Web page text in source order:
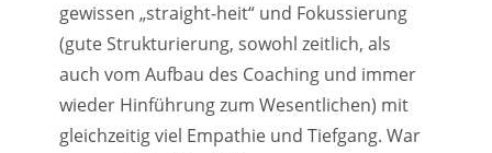
gewissen „straight-heit“ und Fokussierung
(gute Strukturierung, sowohl zeitlich, als
auch vom Aufbau des Coaching und immer
wieder Hinführung zum Wesentlichen) mit
gleichzeitig viel Empathie und Tiefgang. War